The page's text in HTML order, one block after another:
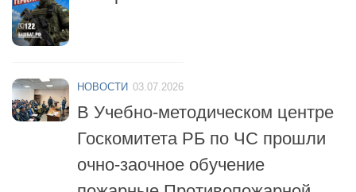
НОВОСТИ 03.07.2026
В Учебно-методическом центре
Госкомитета РБ по ЧС прошли
очно-заочное обучение
пожарные Противопожарной